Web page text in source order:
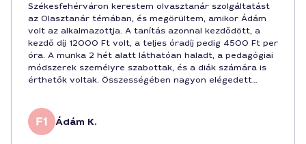
Székesfehérváron kerestem olvasztanár szolgáltatást
az Olasztanár témában, és megörültem, amikor Ádám
volt az alkalmazottja. A tanítás azonnal kezdődött, a
kezdő díj 12000 Ft volt, a teljes óradíj pedig 4500 Ft per
óra. A munka 2 hét alatt láthatóan haladt, a pedagógiai
módszerek személyre szabottak, és a diák számára is
érthetők voltak. Összességében nagyon elégedett
Ádám K.